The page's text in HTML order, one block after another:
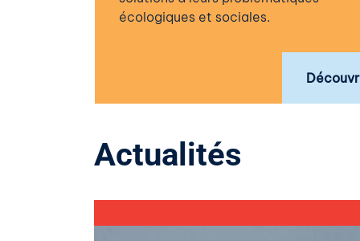
écologiques et sociales.
Actualités